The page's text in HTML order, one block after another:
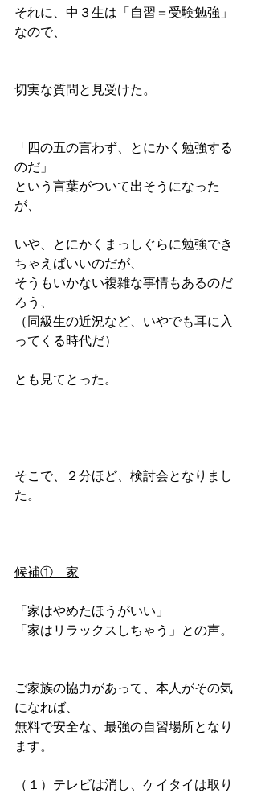
それに、中３生は「自習＝受験勉強」
なので、
切実な質問と見受けた。
「四の五の言わず、とにかく勉強する
のだ」
という言葉がついて出そうになった
が、
いや、とにかくまっしぐらに勉強でき
ちゃえばいいのだが、
そうもいかない複雑な事情もあるのだ
ろう、
（同級生の近況など、いやでも耳に入
ってくる時代だ）
とも見てとった。
そこで、２分ほど、検討会となりまし
た。
候補①　家
「家はやめたほうがいい」
「家はリラックスしちゃう」との声。
ご家族の協力があって、本人がその気
になれば、
無料で安全な、最強の自習場所となり
ます。
（１）テレビは消し、ケイタイは取り